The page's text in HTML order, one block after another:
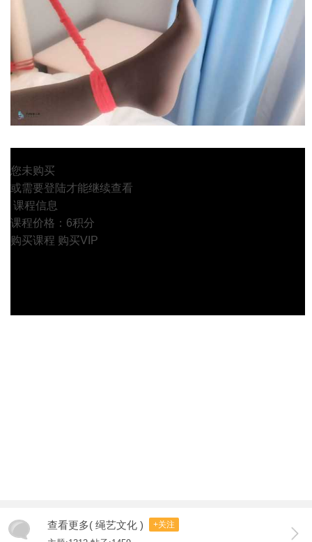
您未购买
或需要登陆才能继续查看
课程信息
课程价格：6积分
购买课程 购买VIP
查看更多( 绳艺文化 ) +关注